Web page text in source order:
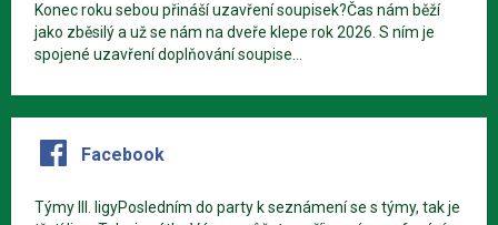
Konec roku sebou přináší uzavření soupisek?Čas nám běží
jako zběsilý a už se nám na dveře klepe rok 2026. S ním je
spojené uzavření doplňování soupise...
Facebook
Týmy III. ligyPosledním do party k seznámení se s týmy, tak je